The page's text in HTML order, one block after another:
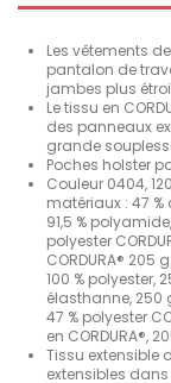
Les vêtements
pantalon de
jambes plus
Le tissu en
des panneaux
grande
Poches holster
Couleur 0404,
matériaux : 47 %
91,5 %
polyester
CORDURA®
100 % polyester,
élasthanne, 250
47 % polyester
en CORDURA®,
Tissu extensible
extensibles